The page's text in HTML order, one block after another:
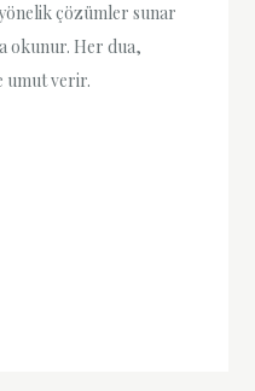
çözümler sunar
okunur. Her dua,
umut verir.